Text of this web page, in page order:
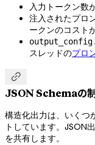
入力トークン数
注入されたプロ
ークンのコスト
スレッドのプロ

JSON Schemaの
構造化出力は、いくつ
トしています。JSON
を共有します。